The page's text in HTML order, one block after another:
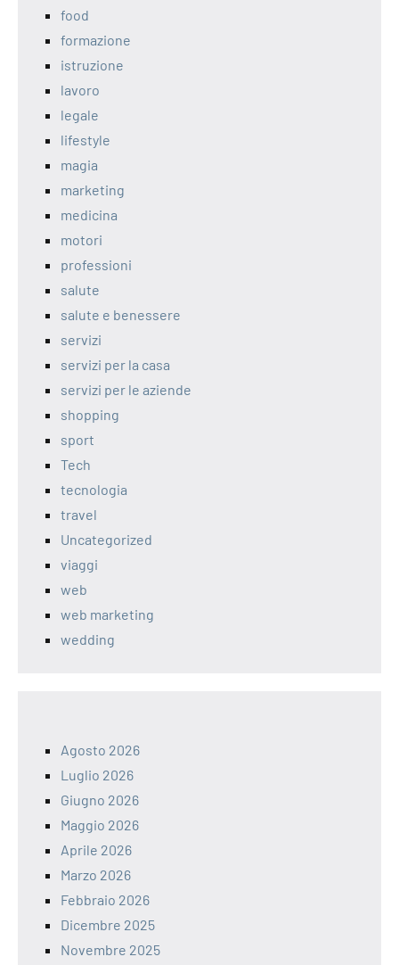
food
formazione
istruzione
lavoro
legale
lifestyle
magia
marketing
medicina
motori
professioni
salute
salute e benessere
servizi
servizi per la casa
servizi per le aziende
shopping
sport
Tech
tecnologia
travel
Uncategorized
viaggi
web
web marketing
wedding
Agosto 2026
Luglio 2026
Giugno 2026
Maggio 2026
Aprile 2026
Marzo 2026
Febbraio 2026
Dicembre 2025
Novembre 2025